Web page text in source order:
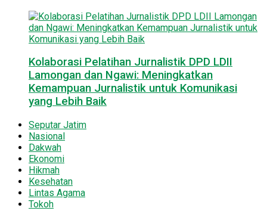
Kolaborasi Pelatihan Jurnalistik DPD LDII
Lamongan dan Ngawi: Meningkatkan
Kemampuan Jurnalistik untuk Komunikasi
yang Lebih Baik
Seputar Jatim
Nasional
Dakwah
Ekonomi
Hikmah
Kesehatan
Lintas Agama
Tokoh